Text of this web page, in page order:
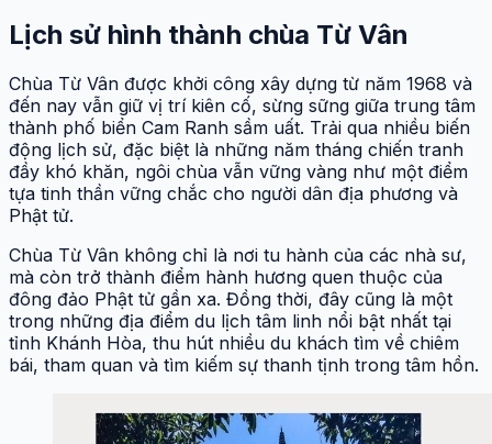
Lịch sử hình thành chùa Từ Vân
Chùa Từ Vân được khởi công xây dựng từ năm 1968 và
đến nay vẫn giữ vị trí kiên cố, sừng sững giữa trung tâm
thành phố biển Cam Ranh sầm uất. Trải qua nhiều biến
động lịch sử, đặc biệt là những năm tháng chiến tranh
đầy khó khăn, ngôi chùa vẫn vững vàng như một điểm
tựa tinh thần vững chắc cho người dân địa phương và
Phật tử.
Chùa Từ Vân không chỉ là nơi tu hành của các nhà sư,
mà còn trở thành điểm hành hương quen thuộc của
đông đảo Phật tử gần xa. Đồng thời, đây cũng là một
trong những địa điểm du lịch tâm linh nổi bật nhất tại
tỉnh Khánh Hòa, thu hút nhiều du khách tìm về chiêm
bái, tham quan và tìm kiếm sự thanh tịnh trong tâm hồn.